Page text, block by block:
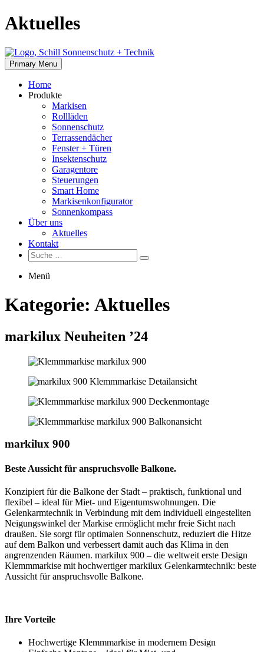
Skip
to
Aktuelles
Primary Menu
Home
Produkte
Markisen
Rollläden
Sonnenschutz
Terrassendächer
Fenster + Türen
Insektenschutz
Garagentore
Steuerungen
Smart Home
Markisenkonfigurator
Sonnenkompass
Über uns
Aktuelles
Kontakt
Suche:
Suche
Menü
Kategorie: Aktuelles
markilux Neuheiten ’24
markilux 900
Beste Aussicht für anspruchsvolle Balkone.
Konzipiert für die Balkone der Stadt – praktisch, funktional und
flexibel – ideal für Miet- und Eigentumswohnungen. Die
Gelenkarmtechnik in Verbindung mit dem individuell eingestellten
Neigungswinkel der Markise ermöglicht mehr freie Sicht nach
draußen. Sie sorgt für optimalen Sonnenschutz, reduziert die Hitze
auf dem Balkon und verbessert damit auch das Klima in den
angrenzenden Räumen. markilux 900 – die weltweit erste Design
Klemmmarkise mit hochwertiger markilux Gelenkarmtechnik: beste
Aussicht für anspruchsvolle Balkone.
Ihre Vorteile
Hochwertige Klemmmarkise in modernem Design